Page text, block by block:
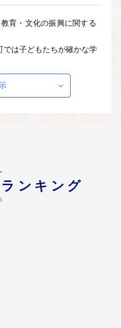
教育・文化の振興に関する
では子どもたちが確かな学
る力」を身に付けるため、
境の充実を目指していま
来、ゲートボールは、全国
まれたスポーツであり、芽
は毎年、発祥の地杯を冠し
ンキング